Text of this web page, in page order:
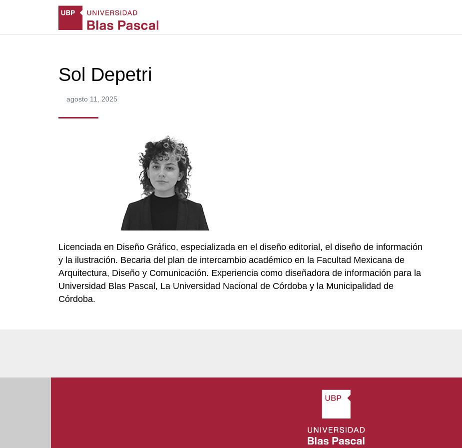
Sol Depetri
agosto 11, 2025
Licenciada en Diseño Gráfico, especializada en el diseño editorial, el diseño de información
y la ilustración. Becaria del plan de intercambio académico en la Facultad Mexicana de
Arquitectura, Diseño y Comunicación. Experiencia como diseñadora de información para la
Universidad Blas Pascal, La Universidad Nacional de Córdoba y la Municipalidad de
Córdoba.